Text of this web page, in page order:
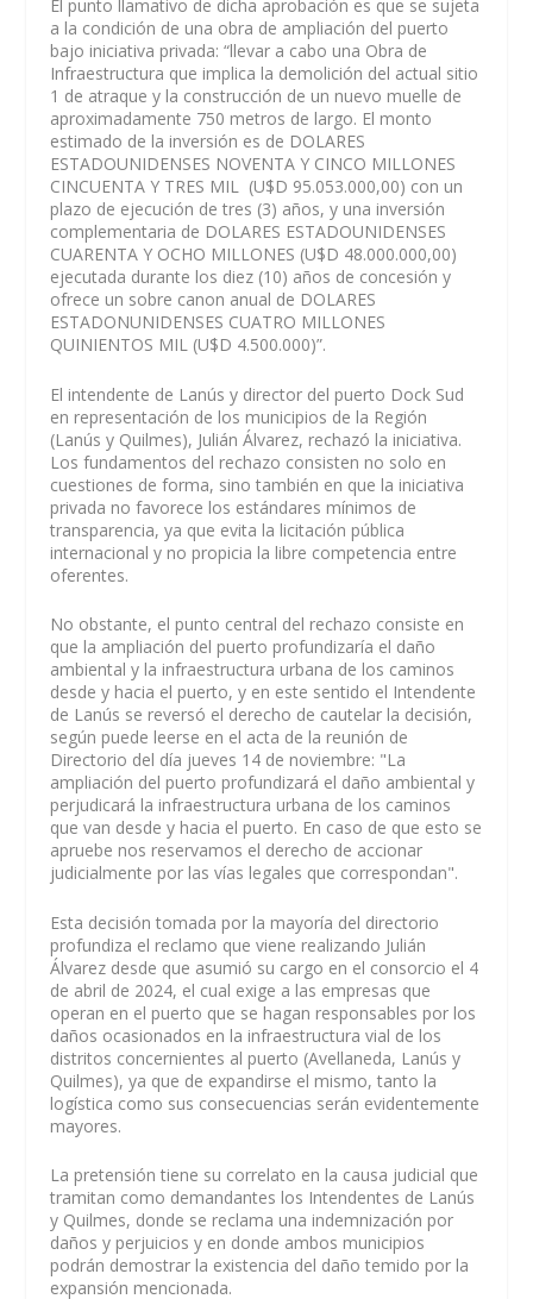
El punto llamativo de dicha aprobación es que se sujeta
a la condición de una obra de ampliación del puerto
bajo iniciativa privada: “llevar a cabo una Obra de
Infraestructura que implica la demolición del actual sitio
1 de atraque y la construcción de un nuevo muelle de
aproximadamente 750 metros de largo. El monto
estimado de la inversión es de DOLARES
ESTADOUNIDENSES NOVENTA Y CINCO MILLONES
CINCUENTA Y TRES MIL (U$D 95.053.000,00) con un
plazo de ejecución de tres (3) años, y una inversión
complementaria de DOLARES ESTADOUNIDENSES
CUARENTA Y OCHO MILLONES (U$D 48.000.000,00)
ejecutada durante los diez (10) años de concesión y
ofrece un sobre canon anual de DOLARES
ESTADONUNIDENSES CUATRO MILLONES
QUINIENTOS MIL (U$D 4.500.000)”.
El intendente de Lanús y director del puerto Dock Sud
en representación de los municipios de la Región
(Lanús y Quilmes), Julián Álvarez, rechazó la iniciativa.
Los fundamentos del rechazo consisten no solo en
cuestiones de forma, sino también en que la iniciativa
privada no favorece los estándares mínimos de
transparencia, ya que evita la licitación pública
internacional y no propicia la libre competencia entre
oferentes.
No obstante, el punto central del rechazo consiste en
que la ampliación del puerto profundizaría el daño
ambiental y la infraestructura urbana de los caminos
desde y hacia el puerto, y en este sentido el Intendente
de Lanús se reversó el derecho de cautelar la decisión,
según puede leerse en el acta de la reunión de
Directorio del día jueves 14 de noviembre: "La
ampliación del puerto profundizará el daño ambiental y
perjudicará la infraestructura urbana de los caminos
que van desde y hacia el puerto. En caso de que esto se
apruebe nos reservamos el derecho de accionar
judicialmente por las vías legales que correspondan".
Esta decisión tomada por la mayoría del directorio
profundiza el reclamo que viene realizando Julián
Álvarez desde que asumió su cargo en el consorcio el 4
de abril de 2024, el cual exige a las empresas que
operan en el puerto que se hagan responsables por los
daños ocasionados en la infraestructura vial de los
distritos concernientes al puerto (Avellaneda, Lanús y
Quilmes), ya que de expandirse el mismo, tanto la
logística como sus consecuencias serán evidentemente
mayores.
La pretensión tiene su correlato en la causa judicial que
tramitan como demandantes los Intendentes de Lanús
y Quilmes, donde se reclama una indemnización por
daños y perjuicios y en donde ambos municipios
podrán demostrar la existencia del daño temido por la
expansión mencionada.